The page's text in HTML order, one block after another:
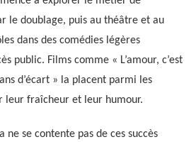
le doublage, puis au théâtre et au
dans des comédies légères
public. Films comme « L’amour, c’est
d’écart » la placent parmi les
leur fraîcheur et leur humour.
ne se contente pas de ces succès